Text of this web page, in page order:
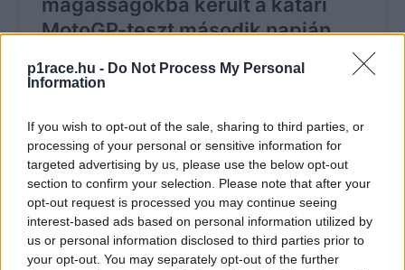
p1race.hu - Do Not Process My Personal
Information
If you wish to opt-out of the sale, sharing to third parties, or
processing of your personal or sensitive information for
targeted advertising by us, please use the below opt-out
section to confirm your selection. Please note that after your
opt-out request is processed you may continue seeing
interest-based ads based on personal information utilized by
us or personal information disclosed to third parties prior to
your opt-out. You may separately opt-out of the further